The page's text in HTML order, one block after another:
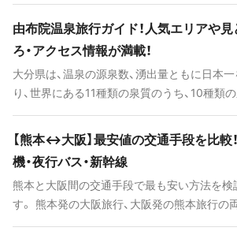
楽しめる盛りだくさんの魅力が詰まったグア
紹介します！
ィで満喫できます。 美しいサンセットや離島
気は、日頃の喧騒を忘れられるリフレッシュ
てこい。買い物好きならショッピングモール
へのお土産探し、ボリューム満点のアメリカ
メに舌鼓もいいですね。たくさんの魅力が凝
ているグアムをご紹介します！
由布院温泉旅行ガイド！人気エリアや見
ろ・アクセス情報が満載！
大分県は、温泉の源泉数、湧出量ともに日本
り、世界にある11種類の泉質のうち、10種類
国区となった由布院温泉は、由布岳山麓に広
の里です。周りには自然も豊富なことから、景
別。日頃の喧騒を忘れてのんびりした観光が
ます。 美術館などのアートスポットやおしゃれなレ
ストラン、スイーツ店も多く、特に女性に人気
さほど広くはないので計画的にプランを立て
【熊本↔大阪】最安値の交通手段を比較
機・夜行バス・新幹線
熊本と大阪間の交通手段で最も安い方法を検
す。 熊本発の大阪旅行、大阪発の熊本旅行の